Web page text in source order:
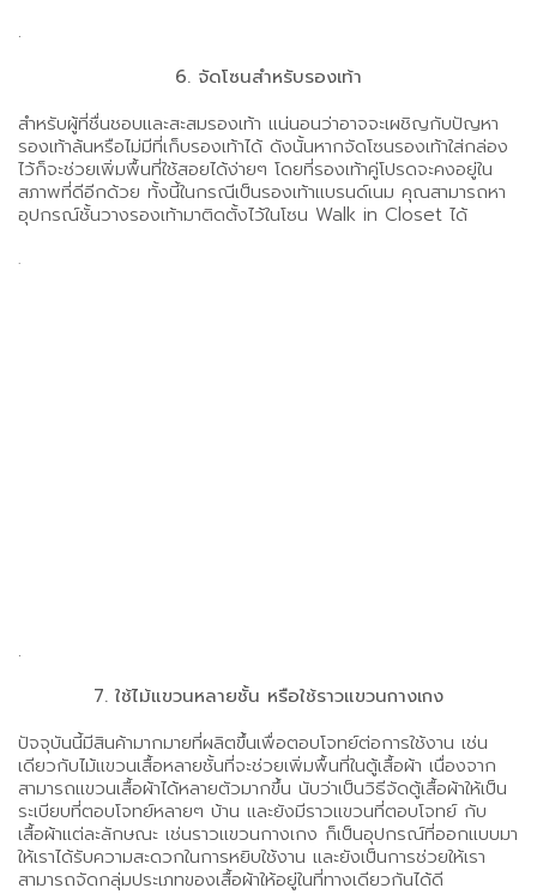
.
6. จัดโซนสำหรับรองเท้า
สำหรับผู้ที่ชื่นชอบและสะสมรองเท้า แน่นอนว่าอาจจะเผชิญกับปัญหา
รองเท้าล้นหรือไม่มีที่เก็บรองเท้าได้ ดังนั้นหากจัดโซนรองเท้าใส่กล่อง
ไว้ก็จะช่วยเพิ่มพื้นที่ใช้สอยได้ง่ายๆ โดยที่รองเท้าคู่โปรดจะคงอยู่ใน
สภาพที่ดีอีกด้วย ทั้งนี้ในกรณีเป็นรองเท้าแบรนด์เนม คุณสามารถหา
อุปกรณ์ชั้นวางรองเท้ามาติดตั้งไว้ในโซน Walk in Closet ได้
.
.
7. ใช้ไม้แขวนหลายชั้น หรือใช้ราวแขวนกางเกง
ปัจจุบันนี้มีสินค้ามากมายที่ผลิตขึ้นเพื่อตอบโจทย์ต่อการใช้งาน เช่น
เดียวกับไม้แขวนเสื้อหลายชั้นที่จะช่วยเพิ่มพื้นที่ในตู้เสื้อผ้า เนื่องจาก
สามารถแขวนเสื้อผ้าได้หลายตัวมากขึ้น นับว่าเป็นวิธีจัดตู้เสื้อผ้าให้เป็น
ระเบียบที่ตอบโจทย์หลายๆ บ้าน และยังมีราวแขวนที่ตอบโจทย์ กับ
เสื้อผ้าแต่ละลักษณะ เช่นราวแขวนกางเกง ก็เป็นอุปกรณ์ที่ออกแบบมา
ให้เราได้รับความสะดวกในการหยิบใช้งาน และยังเป็นการช่วยให้เรา
สามารถจัดกลุ่มประเภทของเสื้อผ้าให้อยู่ในที่ทางเดียวกันได้ดี